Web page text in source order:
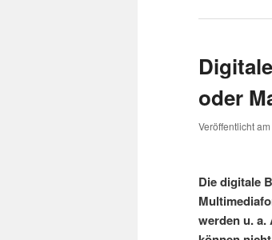
oder
Veröffentlicht am
Die digitale
werden u.